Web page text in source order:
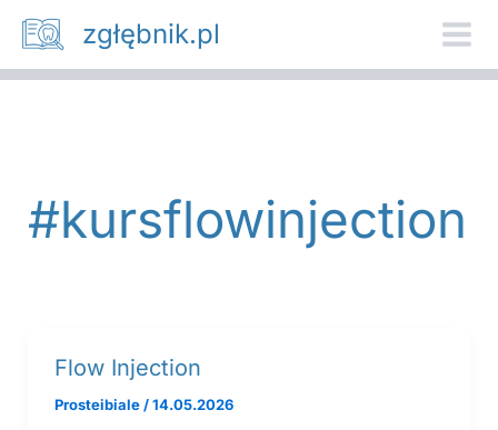
Przejdź
treści
zgłębnik.pl
#kursflowinjection
Flow Injection
Prosteibiale /14.05.2026